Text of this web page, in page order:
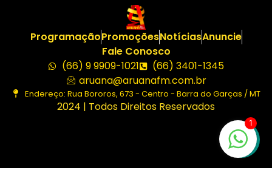
ProgramaçãoPromoçõesNotíciasAnuncie
Fale Conosco
(66) 9 9909-1021
(66) 3401-1345
aruana@aruanafm.com.br
Endereço: Rua Bororos, 673 - Centro - Barra do Garças / MT
2024 | Todos Direitos Reservados
1